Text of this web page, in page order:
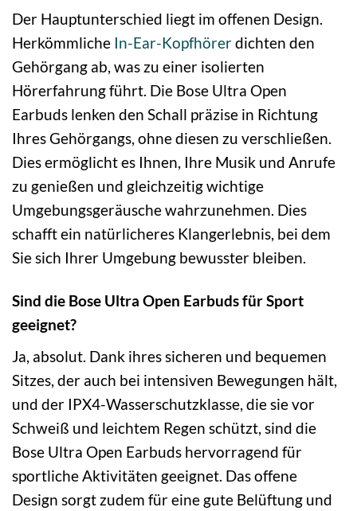
Der Hauptunterschied liegt im offenen Design.
Herkömmliche In-Ear-Kopfhörerdichten den
Gehörgang ab, was zu einer isolierten
Hörerfahrung führt. Die Bose Ultra Open
Earbuds lenken den Schall präzise in Richtung
Ihres Gehörgangs, ohne diesen zu verschließen.
Dies ermöglicht es Ihnen, Ihre Musik und Anrufe
zu genießen und gleichzeitig wichtige
Umgebungsgeräusche wahrzunehmen. Dies
schafft ein natürlicheres Klangerlebnis, bei dem
Sie sich Ihrer Umgebung bewusster bleiben.
Sind die Bose Ultra Open Earbuds für Sport
geeignet?
Ja, absolut. Dank ihres sicheren und bequemen
Sitzes, der auch bei intensiven Bewegungen hält,
und der IPX4-Wasserschutzklasse, die sie vor
Schweiß und leichtem Regen schützt, sind die
Bose Ultra Open Earbuds hervorragend für
sportliche Aktivitäten geeignet. Das offene
Design sorgt zudem für eine gute Belüftung und